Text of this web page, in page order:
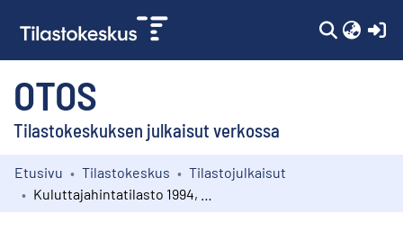
OTOS
Tilastokeskuksen julkaisut verkossa
Kokoelmat
Etusivu Tilastokeskus
Tilastojulkaisut